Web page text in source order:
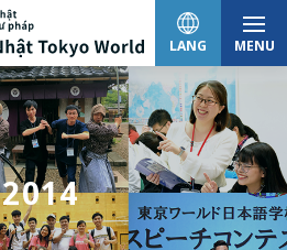
LANG MENU
日本語
English
2014